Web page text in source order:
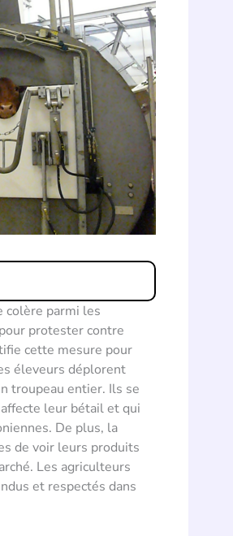
colère parmi les
protester contre
cette mesure pour
éleveurs déplorent
troupeau entier. Ils se
leur bétail et qui
De plus, la
de voir leurs produits
Les agriculteurs
et respectés dans